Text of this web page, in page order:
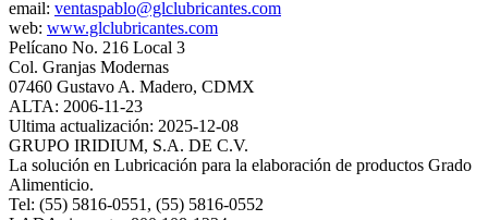
email: ventaspablo@glclubricantes.com
web: www.glclubricantes.com
Pelícano No. 216 Local 3
Col. Granjas Modernas
07460 Gustavo A. Madero, CDMX
ALTA: 2006-11-23
Ultima actualización: 2025-12-08
GRUPO IRIDIUM, S.A. DE C.V.
La solución en Lubricación para la elaboración de productos Grado
Alimenticio.
Tel: (55) 5816-0551, (55) 5816-0552